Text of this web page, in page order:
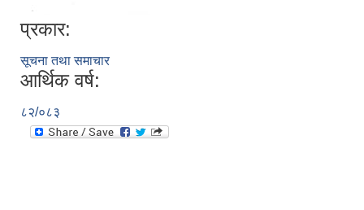
प्रकार:
सूचना तथा समाचार
आर्थिक वर्ष:
८२/०८३